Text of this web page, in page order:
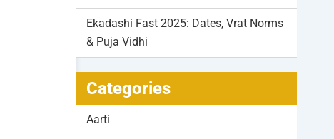
Ekadashi Fast 2025: Dates, Vrat Norms
& Puja Vidhi
Categories
Aarti